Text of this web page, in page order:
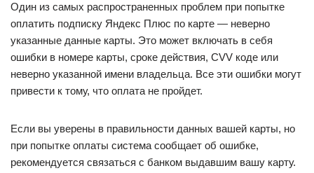
Один из самых распространенных проблем при попытке
оплатить подписку Яндекс Плюс по карте — неверно
указанные данные карты. Это может включать в себя
ошибки в номере карты, сроке действия, CVV коде или
неверно указанной имени владельца. Все эти ошибки могут
привести к тому, что оплата не пройдет.
Если вы уверены в правильности данных вашей карты, но
при попытке оплаты система сообщает об ошибке,
рекомендуется связаться с банком выдавшим вашу карту.